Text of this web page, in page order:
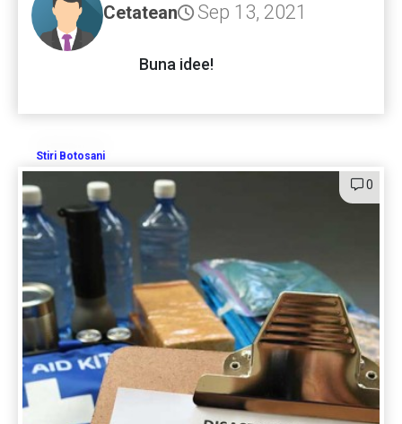
Cetatean Sep 13, 2021
Buna idee!
Stiri Botosani
0